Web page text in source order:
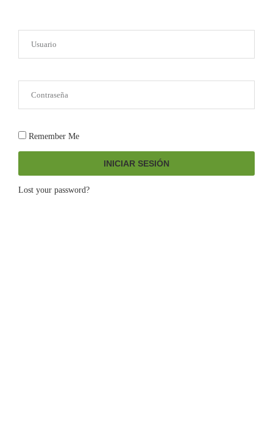
Remember Me
INICIAR SESIÓN
Lost your password?